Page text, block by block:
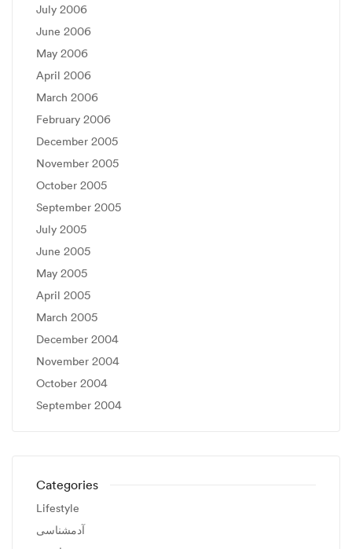
July 2006
June 2006
May 2006
April 2006
March 2006
February 2006
December 2005
November 2005
October 2005
September 2005
July 2005
June 2005
May 2005
April 2005
March 2005
December 2004
November 2004
October 2004
September 2004
Categories
Lifestyle
آدمشناسی